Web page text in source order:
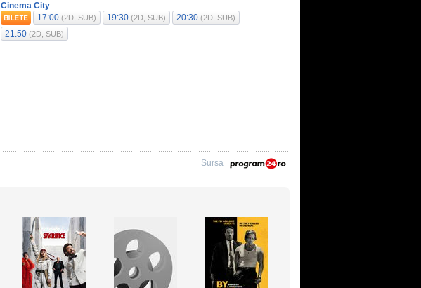
Cinema City
17:00(2D, SUB) 19:30(2D, SUB) 20:30(2D, SUB)
21:50(2D, SUB)
Sursa